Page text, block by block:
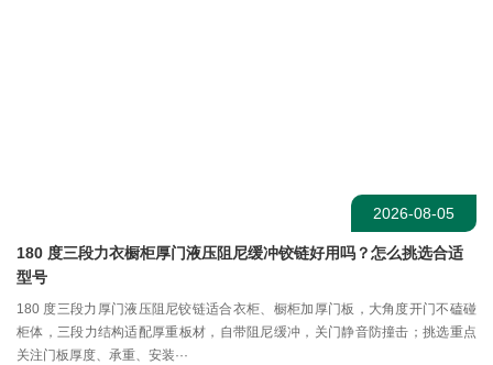
2026-08-05
180 度三段力衣橱柜厚门液压阻尼缓冲铰链好用吗？怎么挑选合适
型号
180 度三段力厚门液压阻尼铰链适合衣柜、橱柜加厚门板，大角度开门不磕碰
柜体，三段力结构适配厚重板材，自带阻尼缓冲，关门静音防撞击；挑选重点
关注门板厚度、承重、安装···